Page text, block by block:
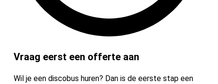
Vraag eerst een offerte aan
Wil je een discobus huren? Dan is de eerste stap een